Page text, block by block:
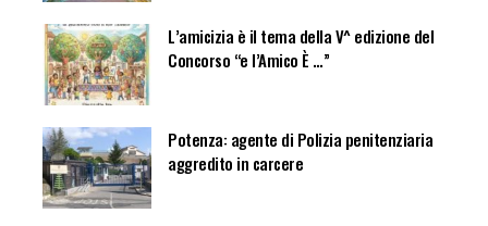
L’amicizia è il tema della V^ edizione del
Concorso “e l’Amico È …”
Potenza: agente di Polizia penitenziaria
aggredito in carcere